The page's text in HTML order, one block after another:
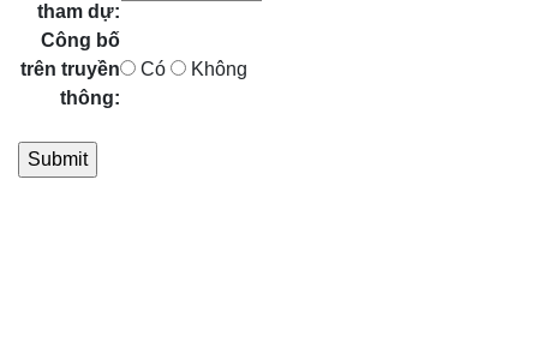
tham dự:
Công bố
trên truyền
thông:
Có Không